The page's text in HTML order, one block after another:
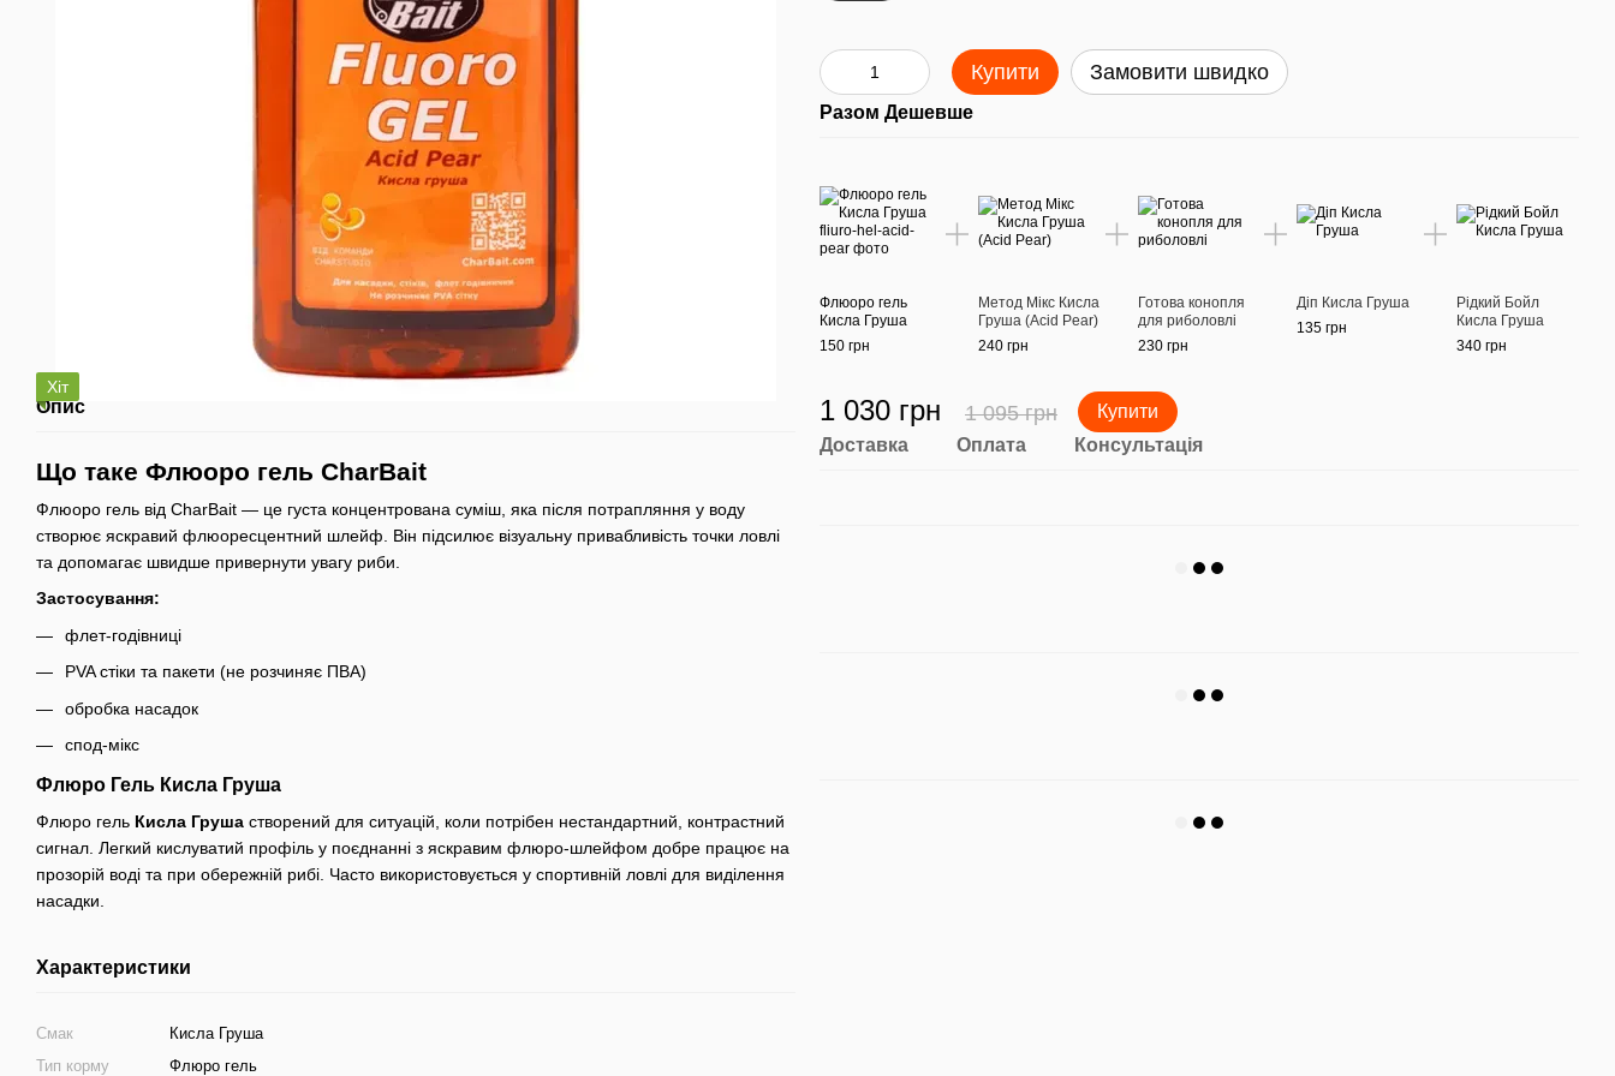
Хіт
Опис
Що таке Флюоро гель CharBait
Флюоро гель від CharBait — це густа концентрована суміш, яка після потрапляння у воду
створює яскравий флюоресцентний шлейф. Він підсилює візуальну привабливість точки ловлі
та допомагає швидше привернути увагу риби.
Застосування:
флет-годівниці
PVA стіки та пакети (не розчиняє ПВА)
обробка насадок
спод-мікс
Флюро Гель Кисла Груша
Флюро гель Кисла Груша створений для ситуацій, коли потрібен нестандартний, контрастний
сигнал. Легкий кислуватий профіль у поєднанні з яскравим флюро-шлейфом добре працює на
прозорій воді та при обережній рибі. Часто використовується у спортивній ловлі для виділення
насадки.
Характеристики
Смак
Кисла Груша
Тип корму
Флюро гель
Купити Замовити швидко
Разом Дешевше
Флюоро гель
Кисла Груша
150 грн
Метод Мікс Кисла
Груша (Acid Pear)
240 грн
Готова конопля
для риболовлі
230 грн
Діп Кисла Груша
135 грн
Рідкий Бойл
Кисла Груша
340 грн
1 030 грн 1 095 грн
Купити
Доставка
Оплата Консультація